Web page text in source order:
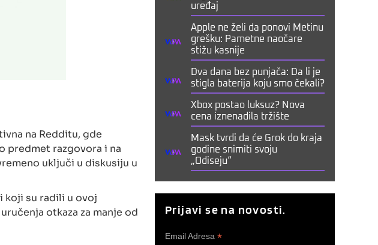
na Redditu, gde
predmet razgovora i na
uključi u diskusiju u
koji su radili u ovoj
otkaza za manje od
uređaj
Apple ne želi da ponovi Metinu
grešku: Pametne naočare
stižu kasnije
Dva dana bez punjača: Da li je
stigla baterija koju smo čekali?
Xbox postao luksuz? Nova
cena iznenadila tržište
Mask tvrdi da će Grok do kraja
godine snimiti svoju
„Odiseju“
Prijavi se na novosti.
Email Adresa *